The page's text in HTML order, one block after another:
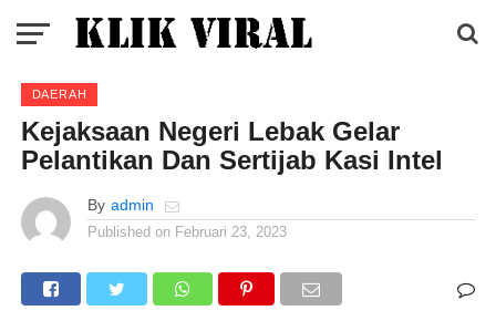
DAERAH
Kejaksaan Negeri Lebak Gelar
Pelantikan Dan Sertijab Kasi Intel
By admin
Published on Februari 23, 2023